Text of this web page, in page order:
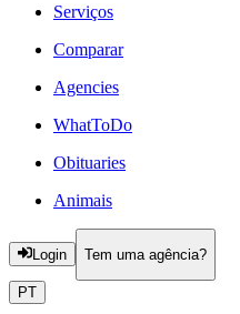
Serviços
Comparar
Agencies
WhatToDo
Obituaries
Animais
Login Tem uma agência?
PT